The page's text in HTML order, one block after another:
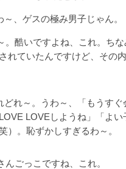
、ゲスの極み男子じゃん。
酷いですよね、これ。ちな
れていたんですけど、そ
れ～。うわ～、「もうすぐ
LOVEしようね」「よい
）。恥ずかしすぎるわ～。
ごっこですね、これ。